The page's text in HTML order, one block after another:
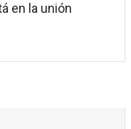
en la unión